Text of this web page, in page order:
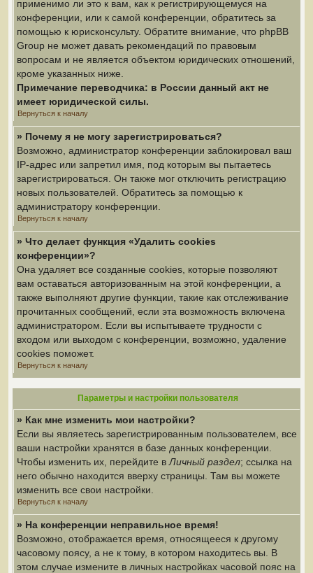
применимо ли это к вам, как к регистрирующемуся на
конференции, или к самой конференции, обратитесь за
помощью к юрисконсульту. Обратите внимание, что phpBB
Group не может давать рекомендаций по правовым
вопросам и не является объектом юридических отношений,
кроме указанных ниже.
Примечание переводчика: в России данный акт не
имеет юридической силы.
Вернуться к началу
» Почему я не могу зарегистрироваться?
Возможно, администратор конференции заблокировал ваш
IP-адрес или запретил имя, под которым вы пытаетесь
зарегистрироваться. Он также мог отключить регистрацию
новых пользователей. Обратитесь за помощью к
администратору конференции.
Вернуться к началу
» Что делает функция «Удалить cookies
конференции»?
Она удаляет все созданные cookies, которые позволяют
вам оставаться авторизованным на этой конференции, а
также выполняют другие функции, такие как отслеживание
прочитанных сообщений, если эта возможность включена
администратором. Если вы испытываете трудности с
входом или выходом с конференции, возможно, удаление
cookies поможет.
Вернуться к началу
Параметры и настройки пользователя
» Как мне изменить мои настройки?
Если вы являетесь зарегистрированным пользователем, все
ваши настройки хранятся в базе данных конференции.
Чтобы изменить их, перейдите в Личный раздел; ссылка на
него обычно находится вверху страницы. Там вы можете
изменить все свои настройки.
Вернуться к началу
» На конференции неправильное время!
Возможно, отображается время, относящееся к другому
часовому поясу, а не к тому, в котором находитесь вы. В
этом случае измените в личных настройках часовой пояс на